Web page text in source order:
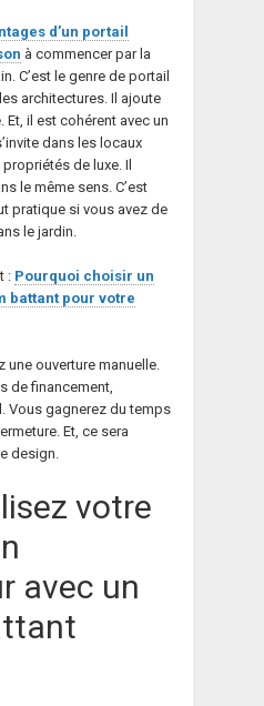
d’un portail
à commencer par la
C’est le genre de portail
architectures. Il ajoute
il est cohérent avec un
dans les locaux
de luxe. Il
le même sens. C’est
pratique si vous avez de
le jardin.
: Pourquoi choisir un
battant pour votre
une ouverture manuelle.
de financement,
Vous gagnerez du temps
Et, ce sera
design.
votre
avec un